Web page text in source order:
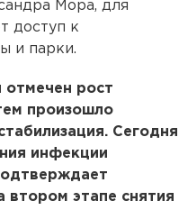
Мора, для
доступ к
и парки.
отмечен рост
произошло
Сегодня
инфекции
втором этапе снятия